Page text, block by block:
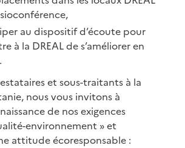
au dispositif d’écoute pour
à la DREAL de s’améliorer en
et sous-traitants à la
nous vous invitons à
de nos exigences
environnement » et
attitude écoresponsable :